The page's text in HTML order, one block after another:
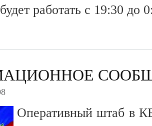
работать с 19:30 до
Оперативный штаб в